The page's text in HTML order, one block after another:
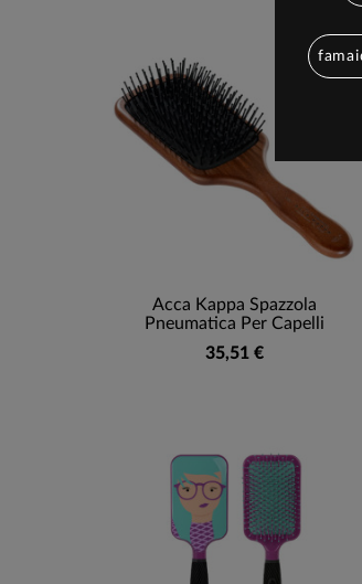
Acca Kappa Spazzola
Pneumatica Per Capelli
35,51 €